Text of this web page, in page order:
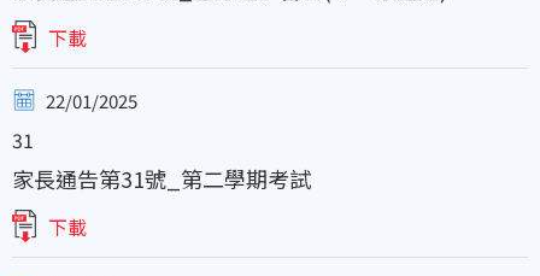
下載
22/01/2025
31
家長通告第31號_第二學期考試
下載